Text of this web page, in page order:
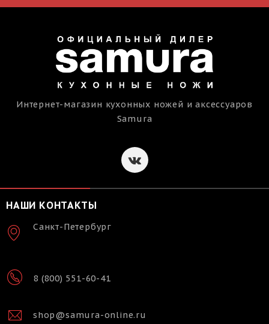
Интернет-магазин кухонных ножей и аксессуаров
Samura
НАШИ КОНТАКТЫ
Санкт-Петербург
8 (800) 551-60-41
shop@samura-online.ru